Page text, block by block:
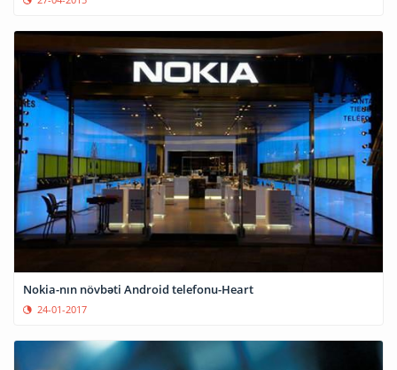
Nokia-nın növbəti Android telefonu-Heart
24-01-2017